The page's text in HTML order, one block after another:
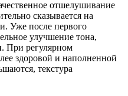
отшелушивание
сказывается на
Уже после первого
улучшение тона,
При регулярном
здоровой и наполненной
текстура